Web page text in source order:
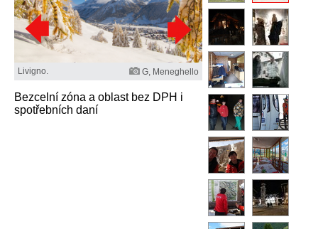
Livigno. G, Meneghello
Bezcelní zóna a oblast bez DPH i
spotřebních daní